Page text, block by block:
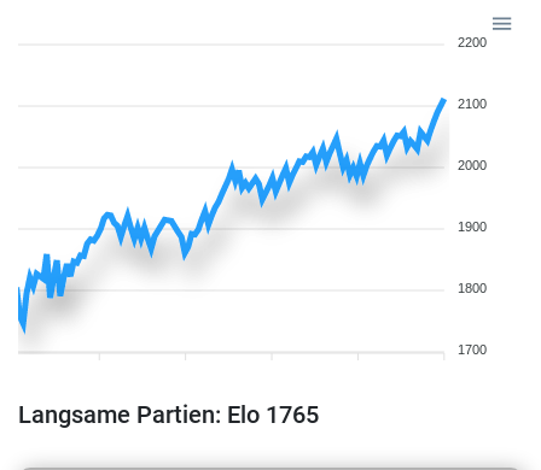
2200
2100
2000
1900
1800
1700
Langsame Partien: Elo 1765